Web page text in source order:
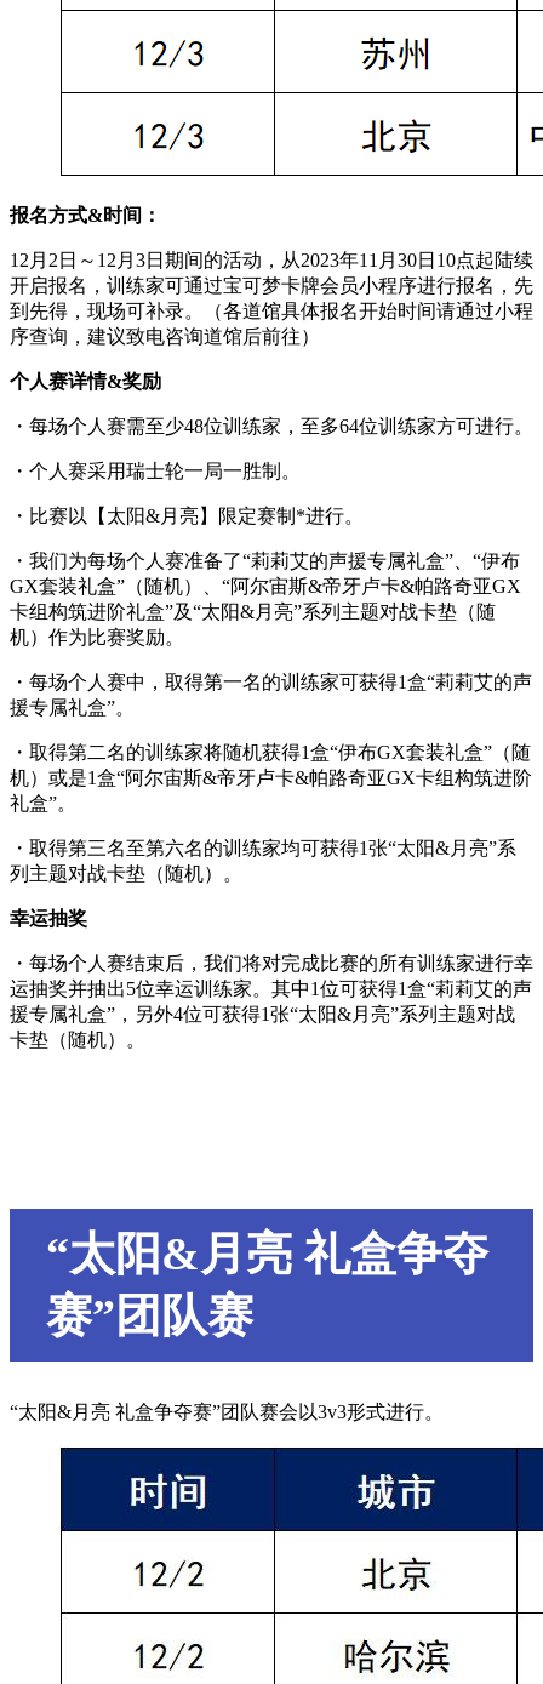
报名方式&时间：
12月2日～12月3日期间的活动，从2023年11月30日10点起陆续
开启报名，训练家可通过宝可梦卡牌会员小程序进行报名，先
到先得，现场可补录。（各道馆具体报名开始时间请通过小程
序查询，建议致电咨询道馆后前往）
个人赛详情&奖励
・每场个人赛需至少48位训练家，至多64位训练家方可进行。
・个人赛采用瑞士轮一局一胜制。
・比赛以【太阳&月亮】限定赛制*进行。
・我们为每场个人赛准备了“莉莉艾的声援专属礼盒”、“伊布
GX套装礼盒”（随机）、“阿尔宙斯&帝牙卢卡&帕路奇亚GX
卡组构筑进阶礼盒”及“太阳&月亮”系列主题对战卡垫（随
机）作为比赛奖励。
・每场个人赛中，取得第一名的训练家可获得1盒“莉莉艾的声
援专属礼盒”。
・取得第二名的训练家将随机获得1盒“伊布GX套装礼盒”（随
机）或是1盒“阿尔宙斯&帝牙卢卡&帕路奇亚GX卡组构筑进阶
礼盒”。
・取得第三名至第六名的训练家均可获得1张“太阳&月亮”系
列主题对战卡垫（随机）。
幸运抽奖
・每场个人赛结束后，我们将对完成比赛的所有训练家进行幸
运抽奖并抽出5位幸运训练家。其中1位可获得1盒“莉莉艾的声
援专属礼盒”，另外4位可获得1张“太阳&月亮”系列主题对战
卡垫（随机）。
“太阳&月亮 礼盒争夺
赛”团队赛
“太阳&月亮 礼盒争夺赛”团队赛会以3v3形式进行。